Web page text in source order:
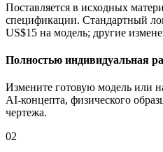
Поставляется в исходных
спецификации. Стандартный
US$15 на модель; другие
Полностью индивидуальная
Измените готовую модель или
AI-концепта, физического
чертежа.
02